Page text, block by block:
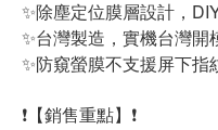
✨除塵定位膜層設計，
✨台灣製造，實機台灣開
✨防窺螢膜不支援屏下指
❗【銷售重點】❗